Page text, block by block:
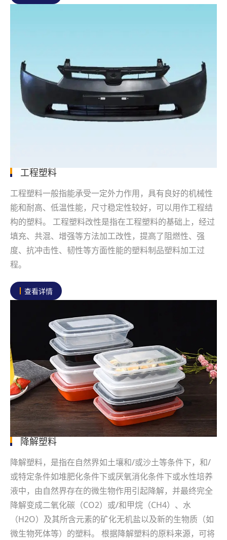
工程塑料
工程塑料一般指能承受一定外力作用，具有良好的机械性
能和耐高、低温性能，尺寸稳定性较好，可以用作工程结
构的塑料。 工程塑料改性是指在工程塑料的基础上，经过
填充、共混、增强等方法加工改性，提高了阻燃性、强
度、抗冲击性、韧性等方面性能的塑料制品塑料加工过
程。
查看详情
降解塑料
降解塑料，是指在自然界如土壤和/或沙土等条件下，和/
或特定条件如堆肥化条件下或厌氧消化条件下或水性培养
液中，由自然界存在的微生物作用引起降解，并最终完全
降解变成二氧化碳（CO2）或/和甲烷（CH4）、水
（H2O）及其所含元素的矿化无机盐以及新的生物质（如
微生物死体等）的塑料。 根据降解塑料的原料来源，可将